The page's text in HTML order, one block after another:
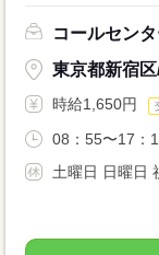
コールセン
東京都新宿区
時給1,650円
08：55〜17：
土曜日 日曜日